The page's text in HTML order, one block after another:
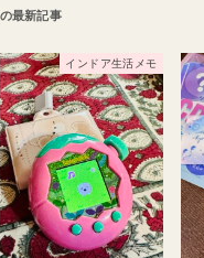
インドア生活メモ